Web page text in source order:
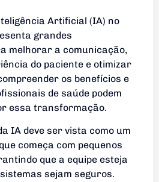
Artificial (IA) no
grandes
melhorar a comunicação,
do paciente e otimizar
os benefícios e
de saúde podem
essa transformação.
IA ​​deve ser vista como um
começa com pequenos
que a equipe esteja
sejam seguros.